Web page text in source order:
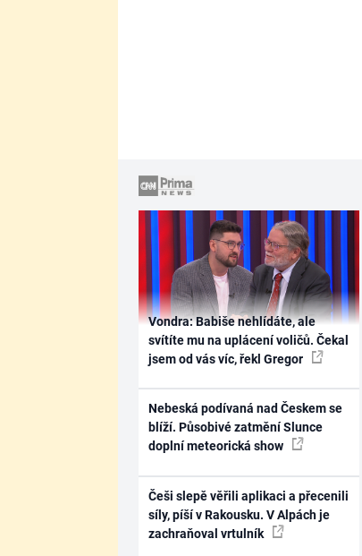
Vondra: Babiše nehlídáte, ale
svítíte mu na uplácení voličů. Čekal
jsem od vás víc, řekl Gregor
Nebeská podívaná nad Českem se
blíží. Působivé zatmění Slunce
doplní meteorická show
Češi slepě věřili aplikaci a přecenili
síly, píší v Rakousku. V Alpách je
zachraňoval vrtulník